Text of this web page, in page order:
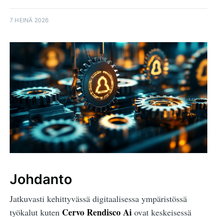
7 HEINÄ 2026
Johdanto
Jatkuvasti kehittyvässä digitaalisessa ympäristössä
työkalut kuten Cervo Rendisco Ai ovat keskeisessä